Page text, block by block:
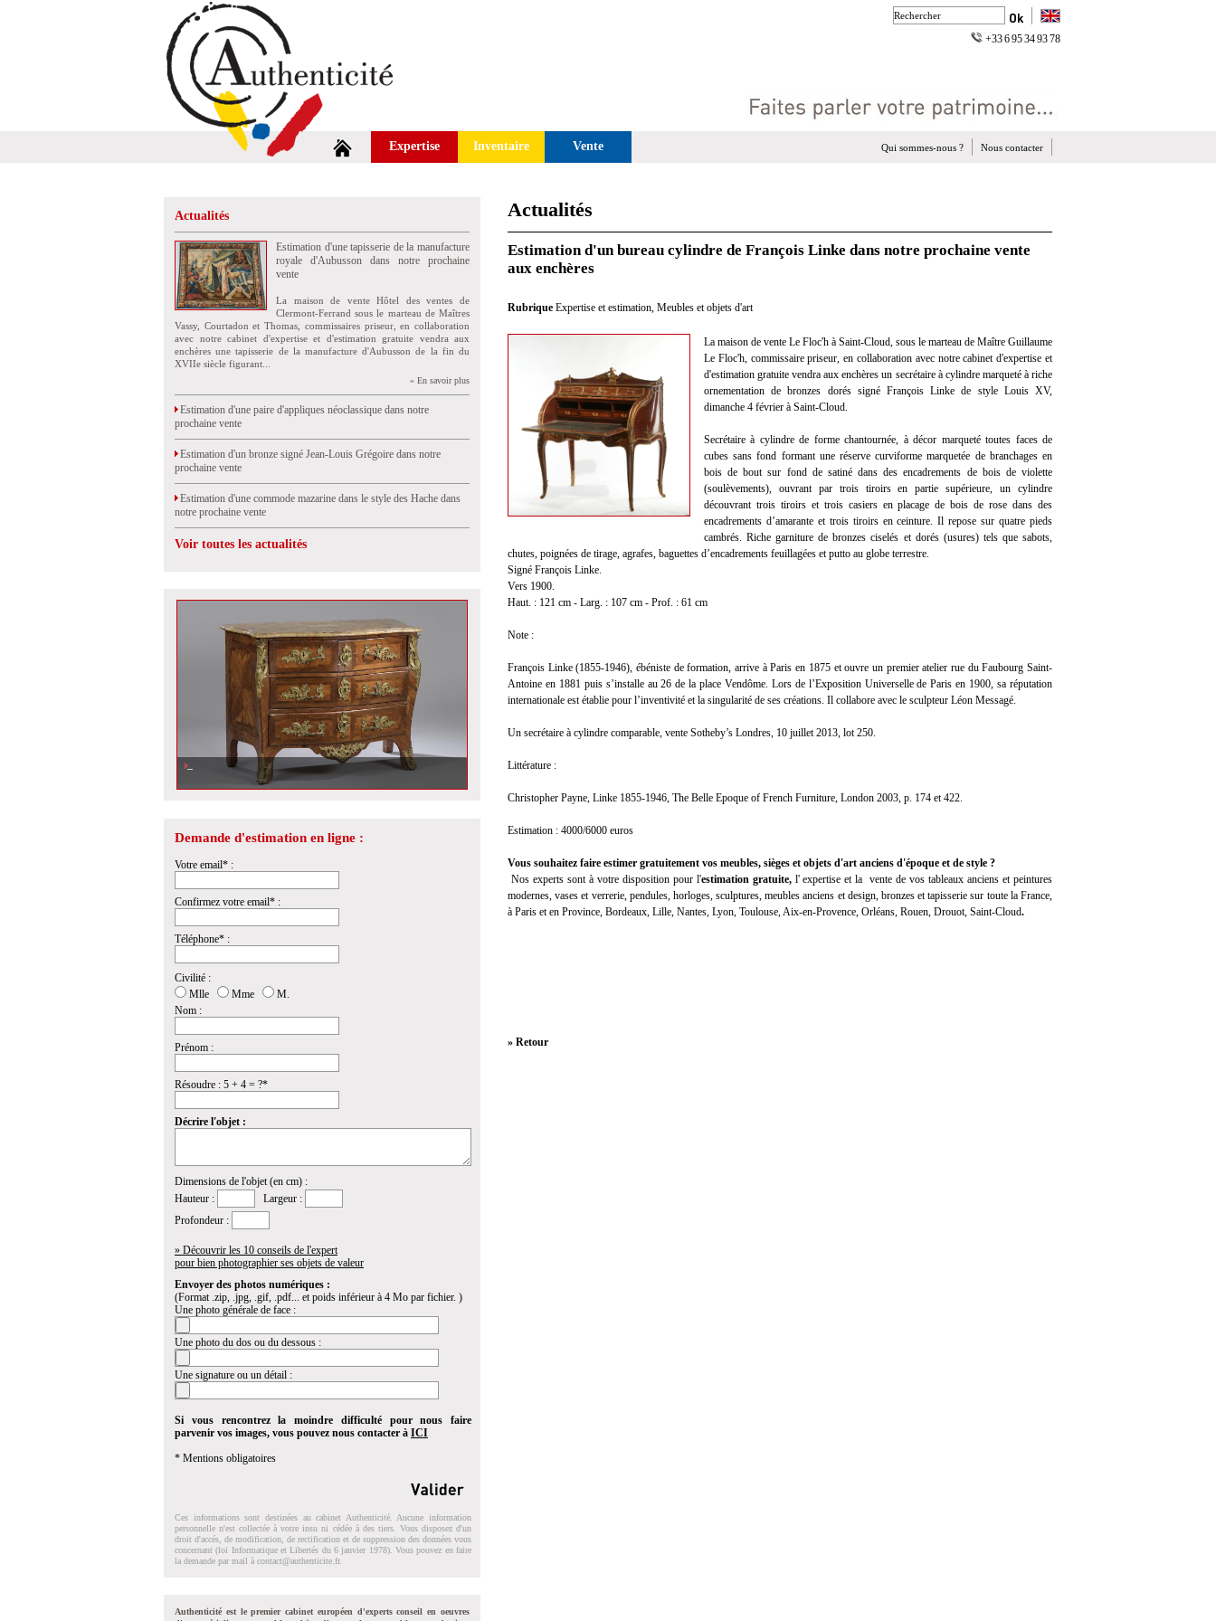
+33 6 95 34 93 78
Expertise Inventaire Vente Nous contacter
Qui sommes-nous ?
Actualités
Estimation d'une tapisserie de la manufacture
royale d'Aubusson dans notre prochaine
vente
La maison de vente Hôtel des ventes de
Clermont-Ferrand sous le marteau de Maîtres
Vassy, Courtadon et Thomas, commissaires priseur, en collaboration
avec notre cabinet d'expertise et d'estimation gratuite vendra aux
enchères une tapisserie de la manufacture d'Aubusson de la fin du
XVIIe siècle figurant...
» En savoir plus
Estimation d'une paire d'appliques néoclassique dans notre
prochaine vente
Estimation d'un bronze signé Jean-Louis Grégoire dans notre
prochaine vente
Estimation d'une commode mazarine dans le style des Hache dans
notre prochaine vente
Voir toutes les actualités
Demande d'estimation en ligne :
Votre email* :
Confirmez votre email* :
Téléphone* :
Civilité :
Mlle
Mme
M.
Nom :
Prénom :
Résoudre : 5 + 4 = ?*
Décrire l'objet :
Dimensions de l'objet (en cm) :
Hauteur :
Largeur :
Profondeur :
» Découvrir les 10 conseils de l'expert
pour bien photographier ses objets de valeur
Envoyer des photos numériques :
(Format .zip, .jpg, .gif, .pdf... et poids inférieur à 4 Mo par fichier. )
Une photo générale de face :
Une photo du dos ou du dessous :
Une signature ou un détail :
Si vous rencontrez la moindre difficulté pour nous faire
parvenir vos images, vous pouvez nous contacter à ICI
* Mentions obligatoires
Ces informations sont destinées au cabinet Authenticité. Aucune information
personnelle n'est collectée à votre insu ni cédée à des tiers. Vous disposez d'un
droit d'accés, de modification, de rectification et de suppression des données vous
concernant (loi Informatique et Libertés du 6 janvier 1978). Vous pouvez en faire
la demande par mail à contact@authenticite.fr.
Authenticité est le premier cabinet européen d'experts conseil en oeuvres
Actualités
Estimation d'un bureau cylindre de François Linke dans notre prochaine vente
aux enchères
Rubrique Expertise et estimation, Meubles et objets d'art
La maison de vente Le Floc'h à Saint-Cloud, sous le marteau de Maître Guillaume
Le Floc'h, commissaire priseur, en collaboration avec notre cabinet d'expertise et
d'estimation gratuite vendra aux enchères un secrétaire à cylindre marqueté à riche
ornementation de bronzes dorés signé François Linke de style Louis XV,
dimanche 4 février à Saint-Cloud.
Secrétaire à cylindre de forme chantournée, à décor marqueté toutes faces de
cubes sans fond formant une réserve curviforme marquetée de branchages en
bois de bout sur fond de satiné dans des encadrements de bois de violette
(soulèvements), ouvrant par trois tiroirs en partie supérieure, un cylindre
découvrant trois tiroirs et trois casiers en placage de bois de rose dans des
encadrements d’amarante et trois tiroirs en ceinture. Il repose sur quatre pieds
cambrés. Riche garniture de bronzes ciselés et dorés (usures) tels que sabots,
chutes, poignées de tirage, agrafes, baguettes d’encadrements feuillagées et putto au globe terrestre.
Signé François Linke.
Vers 1900.
Haut. : 121 cm - Larg. : 107 cm - Prof. : 61 cm
Note :
François Linke (1855-1946), ébéniste de formation, arrive à Paris en 1875 et ouvre un premier atelier rue du Faubourg Saint-
Antoine en 1881 puis s’installe au 26 de la place Vendôme. Lors de l’Exposition Universelle de Paris en 1900, sa réputation
internationale est établie pour l’inventivité et la singularité de ses créations. Il collabore avec le sculpteur Léon Messagé.
Un secrétaire à cylindre comparable, vente Sotheby’s Londres, 10 juillet 2013, lot 250.
Littérature :
Christopher Payne, Linke 1855-1946, The Belle Epoque of French Furniture, London 2003, p. 174 et 422.
Estimation : 4000/6000 euros
Vous souhaitez faire estimer gratuitement vos meubles, sièges et objets d'art anciens d'époque et de style ?
Nos experts sont à votre disposition pour l'estimation gratuite, l'expertise et lavente de vos tableaux anciens et peintures
modernes, vases et verrerie, pendules, horloges, sculptures, meubles anciens et design, bronzes et tapisserie sur toute la France,
à Paris et en Province, Bordeaux, Lille, Nantes, Lyon, Toulouse, Aix-en-Provence, Orléans, Rouen, Drouot, Saint-Cloud.
» Retour